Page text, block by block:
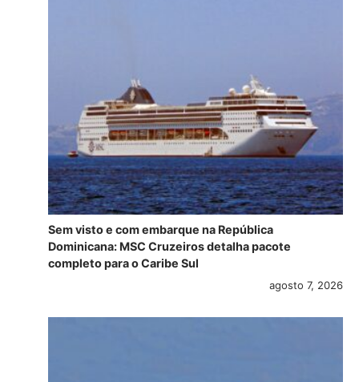
Sem visto e com embarque na República
Dominicana: MSC Cruzeiros detalha pacote
completo para o Caribe Sul
agosto 7, 2026